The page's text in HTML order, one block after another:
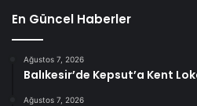
En Güncel Haberler
Ağustos 7, 2026
Balıkesir’de Kepsut’a Kent
Ağustos 7, 2026